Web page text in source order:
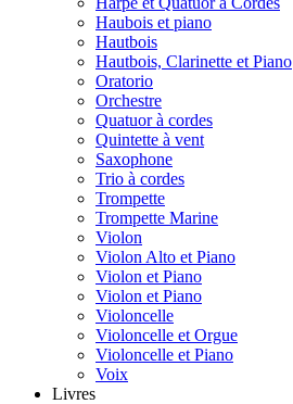
Haubois et piano
Hautbois
Hautbois, Clarinette et Piano
Oratorio
Orchestre
Quatuor à cordes
Quintette à vent
Saxophone
Trio à cordes
Trompette
Trompette Marine
Violon
Violon Alto et Piano
Violon et Piano
Violon et Piano
Violoncelle
Violoncelle et Orgue
Violoncelle et Piano
Voix
Livres